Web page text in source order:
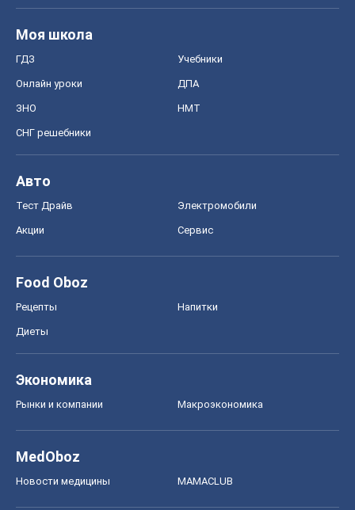
Моя школа
ГДЗ Учебники
Онлайн уроки ДПА
ЗНО НМТ
СНГ решебники
Авто
Тест Драйв Электромобили
Акции Сервис
Food Oboz
Рецепты Напитки
Диеты
Экономика
Рынки и компании Mакроэкономика
MedOboz
Новости медицины MAMACLUB